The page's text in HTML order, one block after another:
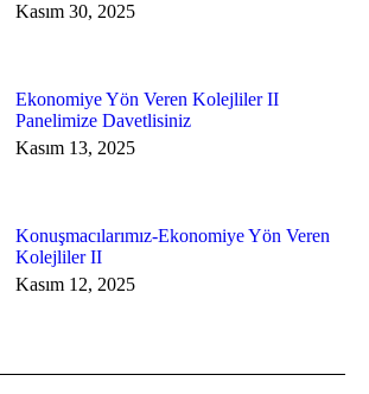
Kasım 30, 2025
Ekonomiye Yön Veren Kolejliler II
Panelimize Davetlisiniz
Kasım 13, 2025
Konuşmacılarımız-Ekonomiye Yön Veren
Kolejliler II
Kasım 12, 2025